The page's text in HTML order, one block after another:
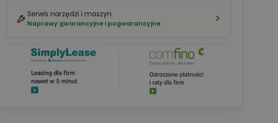
Serwis narzędzi i maszyn
Naprawy gwarancyjne i pogwarancyjne